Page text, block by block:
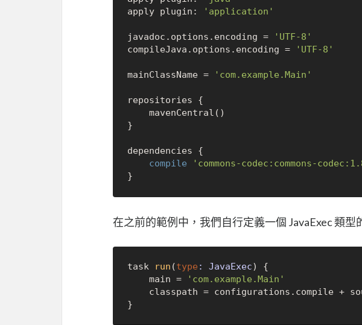
apply plugin:
'application'
javadoc.options.encoding =
'UTF-8'
compileJava.options.encoding =
'UTF-8'
mainClassName = 'com.example.Main'
repositories {
}
dependencies {
compile
'commons-codec:commons-
在之前的範例中，我們自行定義一個 JavaExec 類型
task run (type : JavaExec) {
    main =
'com.example.Main'
    classpath = configurations.
compile +